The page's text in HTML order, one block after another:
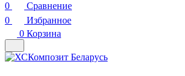
0
Сравнение
0
Избранное
0 Корзина